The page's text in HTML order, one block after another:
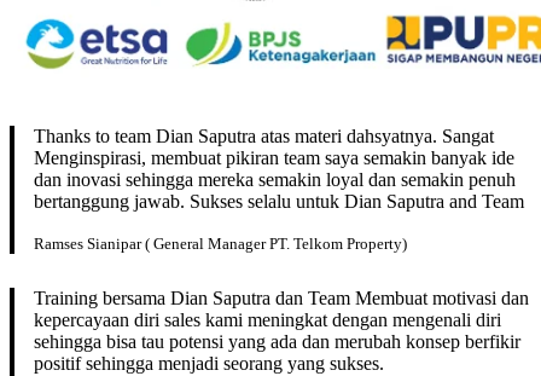
Thanks to team Dian Saputra atas materi dahsyatnya. Sangat
Menginspirasi, membuat pikiran team saya semakin banyak ide
dan inovasi sehingga mereka semakin loyal dan semakin penuh
bertanggung jawab. Sukses selalu untuk Dian Saputra and Team
Ramses Sianipar ( General Manager PT. Telkom Property)
Training bersama Dian Saputra dan Team Membuat motivasi dan
kepercayaan diri sales kami meningkat dengan mengenali diri
sehingga bisa tau potensi yang ada dan merubah konsep berfikir
positif sehingga menjadi seorang yang sukses.